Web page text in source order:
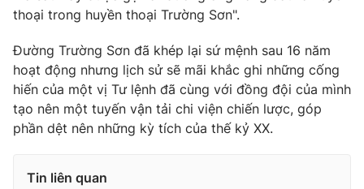
thoại trong huyền thoại Trường Sơn".
Đường Trường Sơn đã khép lại sứ mệnh sau 16 năm
hoạt động nhưng lịch sử sẽ mãi khắc ghi những cống
hiến của một vị Tư lệnh đã cùng với đồng đội của mình
tạo nên một tuyến vận tải chi viện chiến lược, góp
phần dệt nên những kỳ tích của thế kỷ XX.
Tin liên quan